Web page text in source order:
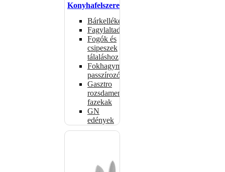
Konyhafelszerelés
Bárkellékek
Fagylaltadagolók
Fogók és
csipeszek
tálaláshoz
Fokhagymaprések,
passzírozók
Gasztro
rozsdamentes
fazekak
GN
edények